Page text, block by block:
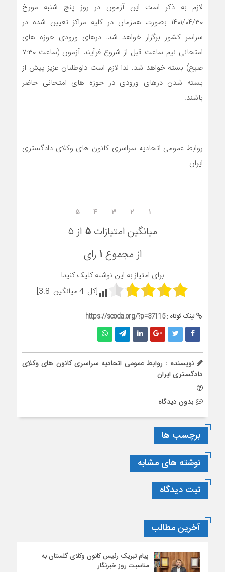
لازم به ذکر است این آزمون در روز پنج شنبه مورخ
۱۴۰۱/۰۴/۳۰ بصورت همزمان در کلیه مراکز تعیین شده در
سراسر کشور برگزار خواهد شد. درهای ورودی حوزه های
امتحانی نیم ساعت قبل از شروع فرآیند آزمون (ساعت ۷:۳۰
صبح) بسته خواهد شد. لذا لازم است داوطلبان عزیز پیش از
بسته شدن درهای ورودی در حوزه های امتحانی حاضر
باشند.
روابط عمومی اتحادیه سراسری کانون های وکلای دادگستری
ایران
۱ ۲ ۳ ۴ ۵
میانگین امتیازات ۵ از ۵
از مجموع ۱ رای
برای امتیاز به این نوشته کلیک کنید!
[کل: 4میانگین: 3.8
]
لینک کوتاه :https://scoda.org/?p=37115
نویسنده : روابط عمومی اتحادیه سراسری کانون های وکلای
دادگستری ایران
بدون دیدگاه
برچسب ها
نوشته های مشابه
ثبت دیدگاه
آخرین مطالب
پیام تبریک رئیس کانون وکلای گلستان به
مناسبت روز خبرنگار